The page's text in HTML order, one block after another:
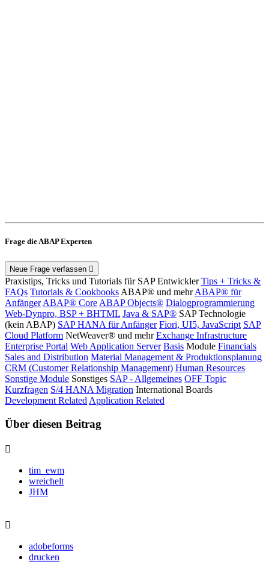
Frage die ABAP Experten
Neue Frage verfassen
Praxistips, Tricks und Tutorials für SAP Entwickler Tips + Tricks &
FAQs Tutorials & Cookbooks ABAP® und mehr ABAP® für
Anfänger ABAP® Core ABAP Objects® Dialogprogrammierung
Web-Dynpro, BSP + BHTML Java & SAP® SAP Technologie
(kein ABAP) SAP HANA für Anfänger Fiori, UI5, JavaScript SAP
Cloud Platform NetWeaver® und mehr Exchange Infrastructure
Enterprise Portal Web Application Server Basis Module Financials
Sales and Distribution Material Management & Produktionsplanung
CRM (Customer Relationship Management) Human Resources
Sonstige Module Sonstiges SAP - Allgemeines OFF Topic
Kurzfragen S/4 HANA Migration International Boards
Development Related Application Related
Über diesen Beitrag
tim_ewm
wreichelt
JHM
adobeforms
drucken